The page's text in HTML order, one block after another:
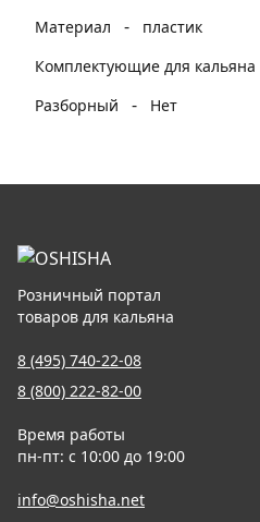
Материал
-
пластик
Комплектующие для кальяна
Разборный
- Нет
Розничный портал
товаров для кальяна
8 (495) 740-22-08
8 (800) 222-82-00
Время работы
пн-пт: с 10:00 до 19:00
info@oshisha.net